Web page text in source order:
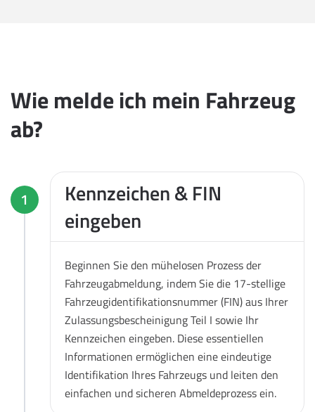
Wie melde ich mein Fahrzeug
ab?
1
Kennzeichen & FIN
eingeben
Beginnen Sie den mühelosen Prozess der
Fahrzeugabmeldung, indem Sie die 17-stellige
Fahrzeugidentifikationsnummer (FIN) aus Ihrer
Zulassungsbescheinigung Teil I sowie Ihr
Kennzeichen eingeben. Diese essentiellen
Informationen ermöglichen eine eindeutige
Identifikation Ihres Fahrzeugs und leiten den
einfachen und sicheren Abmeldeprozess ein.